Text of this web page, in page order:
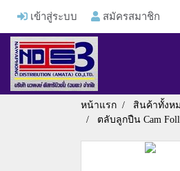
เข้าสู่ระบบ สมัครสมาชิก
หน้าแรก สินค้าทั้งห
ตลับลูกปืน Cam